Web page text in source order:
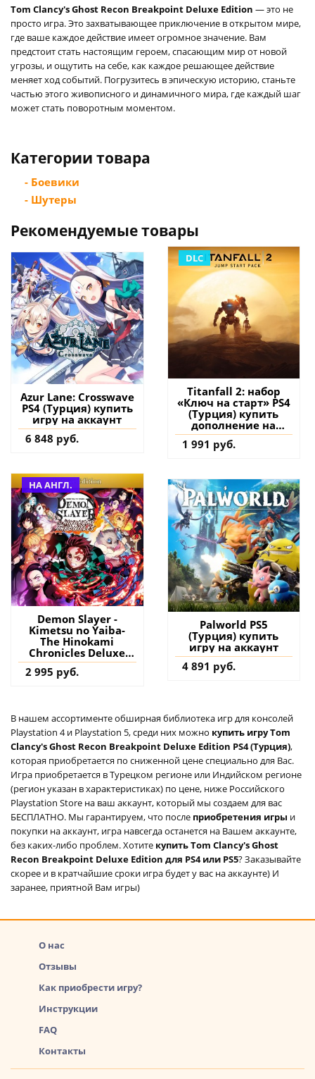
Tom Clancy's Ghost Recon Breakpoint Deluxe Edition — это не
просто игра. Это захватывающее приключение в открытом мире,
где ваше каждое действие имеет огромное значение. Вам
предстоит стать настоящим героем, спасающим мир от новой
угрозы, и ощутить на себе, как каждое решающее действие
меняет ход событий. Погрузитесь в эпическую историю, станьте
частью этого живописного и динамичного мира, где каждый шаг
может стать поворотным моментом.
Категории товара
- Боевики
- Шутеры
Рекомендуемые товары
Azur Lane: Crosswave
PS4 (Турция) купить
игру на аккаунт
6 848 руб.
DLC
Titanfall 2: набор
«Ключ на старт» PS4
(Турция) купить
дополнение на
аккаунт
1 991 руб.
НА АНГЛ.
Demon Slayer -
Kimetsu no Yaiba-
The Hinokami
Chronicles Deluxe
Edition PS4 & PS5
(Турция) купить
2 995 руб.
Palworld PS5
(Турция) купить
игру на аккаунт
4 891 руб.
В нашем ассортименте обширная библиотека игр для консолей
Playstation 4 и Playstation 5, среди них можно купить игру Tom
Clancy's Ghost Recon Breakpoint Deluxe Edition PS4 (Турция),
которая приобретается по сниженной цене специально для Вас.
Игра приобретается в Турецком регионе или Индийском регионе
(регион указан в характеристиках) по цене, ниже Российского
Playstation Store на ваш аккаунт, который мы создаем для вас
БЕСПЛАТНО. Мы гарантируем, что после приобретения игры и
покупки на аккаунт, игра навсегда останется на Вашем аккаунте,
без каких-либо проблем. Хотите купить Tom Clancy's Ghost
Recon Breakpoint Deluxe Edition для PS4 или PS5? Заказывайте
скорее и в кратчайшие сроки игра будет у вас на аккаунте) И
заранее, приятной Вам игры)
О нас
Отзывы
Как приобрести игру?
Инструкции
FAQ
Контакты